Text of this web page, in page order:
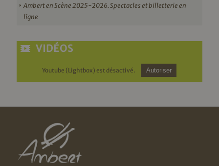
Ambert en Scène 2025-2026. Spectacles et billetterie en
ligne
VIDÉOS
Youtube (Lightbox) est désactivé. Autoriser